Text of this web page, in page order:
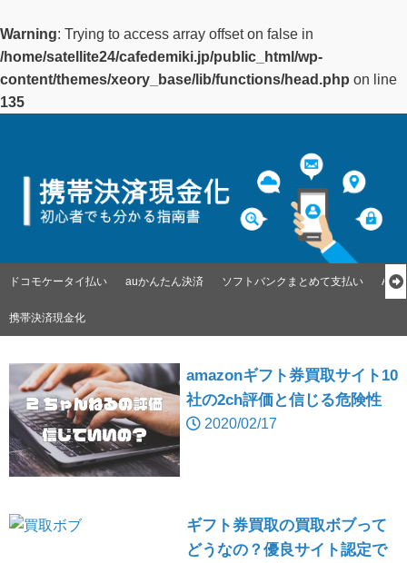
Warning: Trying to access array offset on false in
/home/satellite24/cafedemiki.jp/public_html/wp-
content/themes/xeory_base/lib/functions/head.php on line
135
ドコモケータイ払い auかんたん決済 ソフトバンクまとめて支払い
携帯決済現金化
amazonギフト券買取サイト10
社の2ch評価と信じる危険性
2020/02/17
ギフト券買取の買取ボブって
どうなの？優良サイト認定で